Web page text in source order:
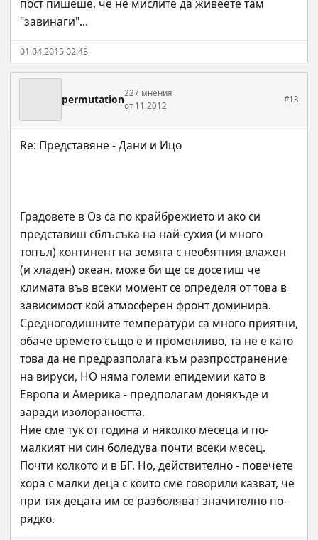
пост пишеше, че не мислите да живеете там
"завинаги"...
01.04.2015 02:43
permutation227 мнения
от 11.2012
#13
Градовете в Оз са по крайбрежието и ако си
представиш сблъсъка на най-сухия (и много
топъл) континент на земята с необятния влажен
(и хладен) океан, може би ще се досетиш че
климата във всеки момент се определя от това в
зависимост кой атмосферен фронт доминира.
Средногодишните температури са много приятни,
обаче времето също е и променливо, та не е като
това да не предразполага към разпространение
на вируси, НО няма големи епидемии като в
Европа и Америка - предполагам донякъде и
заради изолораността.
Ние сме тук от година и няколко месеца и по-
малкият ни син боледува почти всеки месец.
Почти колкото и в БГ. Но, действително - повечете
хора с малки деца с които сме говорили казват, че
при тях децата им се разболяват значително по-
рядко.